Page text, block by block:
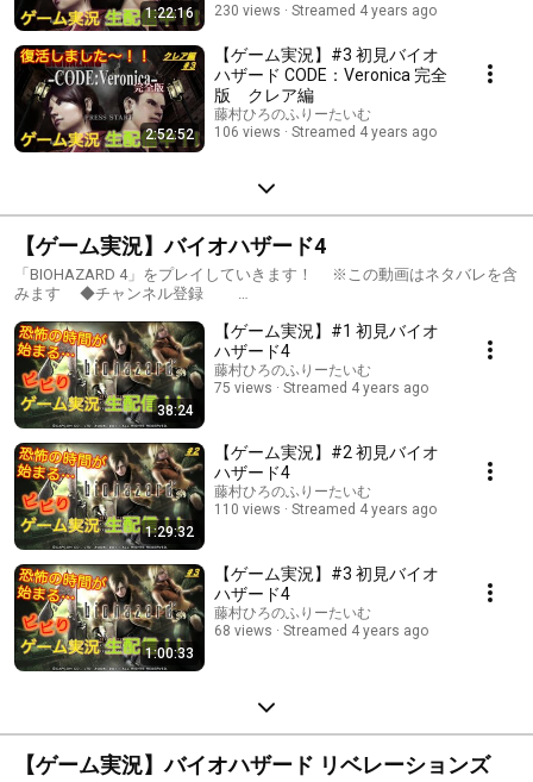
1:22:16
230 views
Streamed 4 years ago
2:52:52
【ゲーム実況】#3 初見バイオ
ハザード CODE：Veronica 完全
版 クレア編
藤村ひろのふりーたいむ
106 views
Streamed 4 years ago
【ゲーム実況】バイオハザード4
「BIOHAZARD 4」をプレイしていきます！ ※この動画はネタバレを含
みます ◆チャンネル登録
評価ボタン ぜひよろしくお願いします！ ◆Twitter
https://twitter.com/fujihiro0916 配信通知はこちらから。 フォロ
ーして頂けると励みになります〜！ 「バイオハザード 4」公式HP
https://www.capcom.co.jp/biohazard/4/ © CAPCOM CO., LTD. ALL
RIGHTS RESERVED. 本配信では最短攻略や完全攻略を目指す訳ではな
く、 みなさんと一緒に楽しむことが目的ですので、 ゆるりとお付き
合い頂ければ幸いです。 コメント等もぜひお気軽にっ どうぞよろし
くお願いします！ #ゲーム実況 #生配信 #アフレコ #声優 #バ
イオハザード4 #バイオ4 #寝落ち #ホラーゲーム
38:24
【ゲーム実況】#1 初見バイオ
ハザード4
藤村ひろのふりーたいむ
75 views
Streamed 4 years ago
1:29:32
【ゲーム実況】#2 初見バイオ
ハザード4
藤村ひろのふりーたいむ
110 views
Streamed 4 years ago
1:00:33
【ゲーム実況】#3 初見バイオ
ハザード4
藤村ひろのふりーたいむ
68 views
Streamed 4 years ago
【ゲーム実況】バイオハザード リベレーションズ